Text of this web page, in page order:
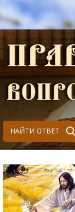
НАЙТИ ОТВЕТ